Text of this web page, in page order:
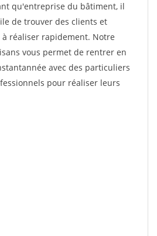
qu'entreprise du bâtiment, il
de trouver des clients et
réaliser rapidement. Notre
vous permet de rentrer en
avec des particuliers
pour réaliser leurs